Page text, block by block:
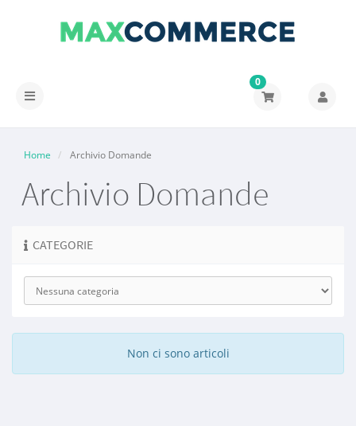
Attiva
0
Home Archivio Domande
Archivio Domande
CATEGORIE
Non ci sono articoli